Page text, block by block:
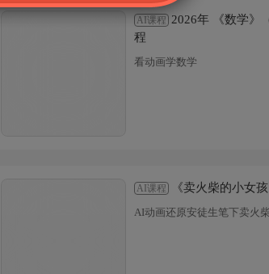
AI课程 2026年 《数学》
程
看动画学数学
AI课程 《卖火柴的小女
AI动画还原安徒生笔下卖火